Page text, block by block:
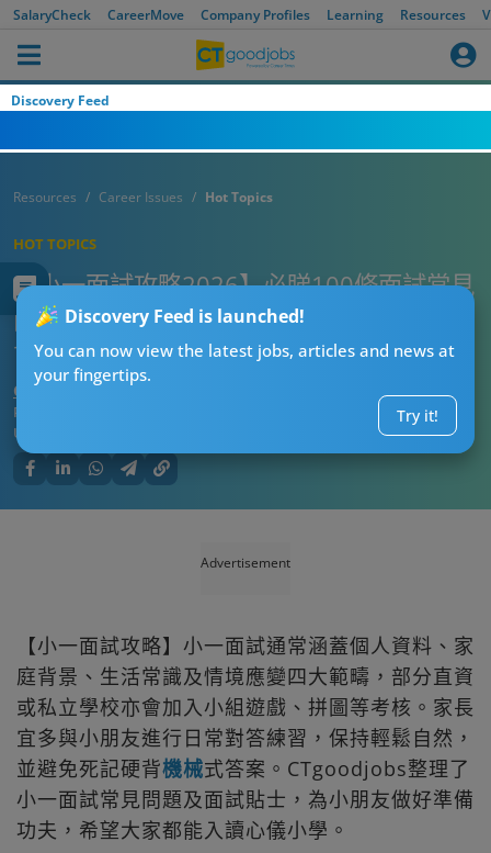
SalaryCheck CareerMove Company Profiles Learning Resources
Discovery Feed
Discovery Feed is launched!
You can now view the latest jobs, articles and news at
your fingertips.
Try it!
Resources Career Issues Hot Topics
HOT TOPICS
【小一面試攻略2026】必睇100條面試常見
問題+面試貼士 認字、常識、生活、數學都
會問？
CT湊仔公阿勇
Published:
Updated:
Advertisement
【小一面試攻略】小一面試通常涵蓋個人資料、家
庭背景、生活常識及情境應變四大範疇，部分直資
或私立學校亦會加入小組遊戲、拼圖等考核。家長
宜多與小朋友進行日常對答練習，保持輕鬆自然，
並避免死記硬背機械式答案。CTgoodjobs整理了
小一面試常見問題及面試貼士，為小朋友做好準備
功夫，希望大家都能入讀心儀小學。